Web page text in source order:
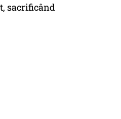
sacrificând